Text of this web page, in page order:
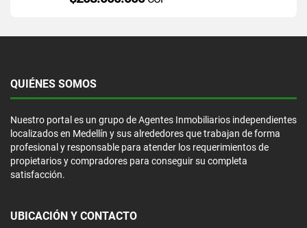
QUIÉNES SOMOS
Nuestro portal es un grupo de Agentes Inmobiliarios independientes
localizados en Medellín y sus alrededores que trabajan de forma
profesional y responsable para atender los requerimientos de
propietarios y compradores para conseguir su completa
satisfacción.
UBICACIÓN Y CONTACTO